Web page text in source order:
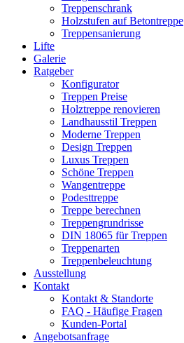
Treppenschrank
Holzstufen auf Betontreppe
Treppensanierung
Lifte
Galerie
Ratgeber
Konfigurator
Treppen Preise
Holztreppe renovieren
Landhausstil Treppen
Moderne Treppen
Design Treppen
Luxus Treppen
Schöne Treppen
Wangentreppe
Podesttreppe
Treppe berechnen
Treppengrundrisse
DIN 18065 für Treppen
Treppenarten
Treppenbeleuchtung
Ausstellung
Kontakt
Kontakt & Standorte
FAQ - Häufige Fragen
Kunden-Portal
Angebotsanfrage